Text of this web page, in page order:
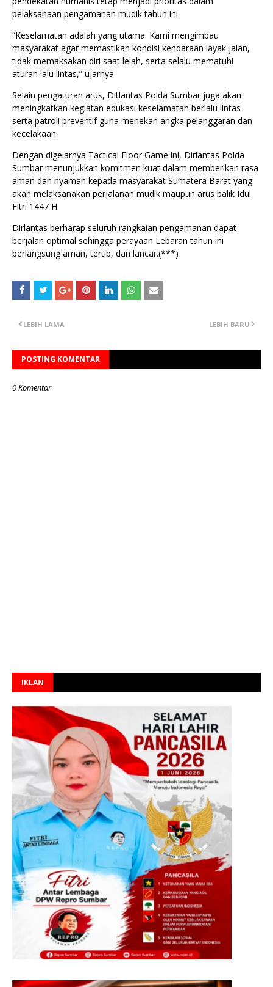
pelaksanaan pengamanan mudik tahun ini.
“Keselamatan adalah yang utama. Kami mengimbau
masyarakat agar memastikan kondisi kendaraan layak jalan,
tidak memaksakan diri saat lelah, serta selalu mematuhi
aturan lalu lintas,” ujarnya.
Selain pengaturan arus, Ditlantas Polda Sumbar juga akan
meningkatkan kegiatan edukasi keselamatan berlalu lintas
serta patroli preventif guna menekan angka pelanggaran dan
kecelakaan.
Dengan digelarnya Tactical Floor Game ini, Dirlantas Polda
Sumbar menunjukkan komitmen kuat dalam memberikan rasa
aman dan nyaman kepada masyarakat Sumatera Barat yang
akan melaksanakan perjalanan mudik maupun arus balik Idul
Fitri 1447 H.
Dirlantas berharap seluruh rangkaian pengamanan dapat
berjalan optimal sehingga perayaan Lebaran tahun ini
berlangsung aman, tertib, dan lancar.(***)
LEBIH BARU
LEBIH LAMA
POSTING KOMENTAR
0 Komentar
IKLAN